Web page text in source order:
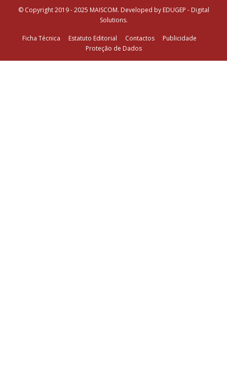
© Copyright 2019 - 2025 MAISCOM. Developed by EDUGEP - Digital
Solutions.
Ficha Técnica Estatuto Editorial Contactos
Publicidade
Proteção de Dados